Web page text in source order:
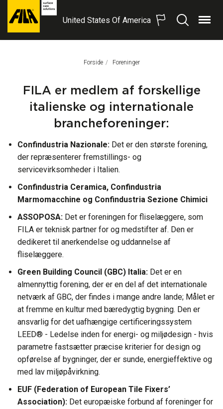
FILA
United States Of America
Søg Menu
Forside Aktuel Side:
Foreninger
FILA er medlem af forskellige
italienske og internationale
brancheforeninger:
Confindustria Nazionale: Det er den største forening,
der repræsenterer fremstillings- og
servicevirksomheder i Italien.
Confindustria Ceramica, Confindustria
Marmomacchine og Confindustria Sezione Chimici
ASSOPOSA: Det er foreningen for fliselæggere, som
FILA er teknisk partner for og medstifter af. Den er
dedikeret til anerkendelse og uddannelse af
fliselæggere.
Green Building Council (GBC) Italia: Det er en
almennyttig forening, der er en del af det internationale
netværk af GBC, der findes i mange andre lande; Målet er
at fremme en kultur med bæredygtig bygning. Den er
ansvarlig for det uafhængige certificeringssystem
LEED® - Ledelse inden for energi- og miljødesign - hvis
parametre fastsætter præcise kriterier for design og
opførelse af bygninger, der er sunde, energieffektive og
med lav miljøpåvirkning.
EUF (Federation of European Tile Fixers’
Association): Det europæiske forbund af foreninger for